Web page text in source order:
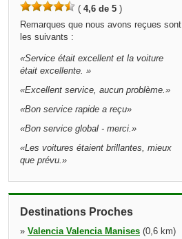
( 4,6 de 5 )
Remarques que nous avons reçues sont
les suivants :
«Service était excellent et la voiture
était excellente. »
«Excellent service, aucun problème.»
«Bon service rapide a reçu»
«Bon service global - merci.»
«Les voitures étaient brillantes, mieux
que prévu.»
Destinations Proches
» Valencia Valencia Manises (0,6 km)